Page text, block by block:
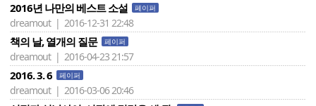
2016년 나만의 베스트 소설 페이퍼
dreamout | 2016-12-31 22:48
책의 날, 열개의 질문 페이퍼
dreamout | 2016-04-23 21:57
2016. 3. 6 페이퍼
dreamout | 2016-03-06 20:46